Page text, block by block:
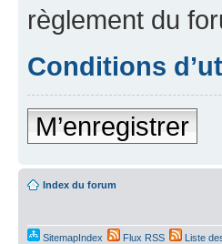
règlement du
Conditions
M’enregistrer
Index du forum
SitemapIndex Flux RSS Liste